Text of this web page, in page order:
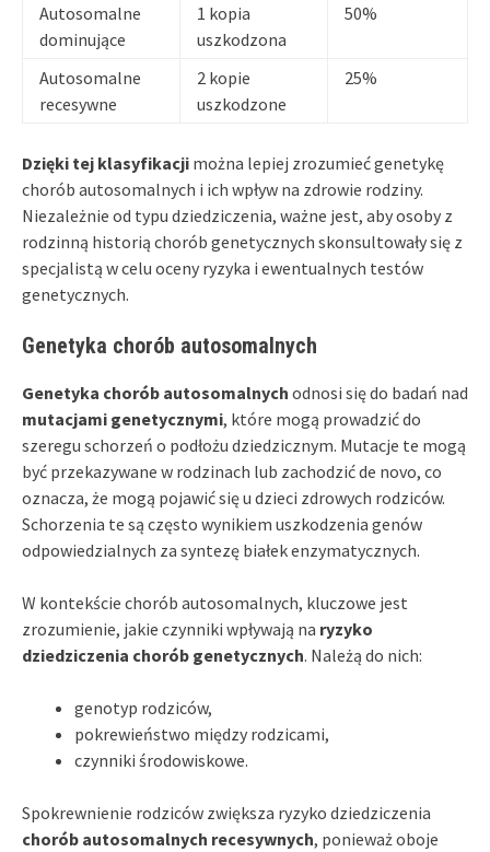
Autosomalne
dominujące
1 kopia
uszkodzona
50%
Autosomalne
recesywne
2 kopie
uszkodzone
25%
Dzięki tej klasyfikacji można lepiej zrozumieć genetykę
chorób autosomalnych i ich wpływ na zdrowie rodziny.
Niezależnie od typu dziedziczenia, ważne jest, aby osoby z
rodzinną historią chorób genetycznych skonsultowały się z
specjalistą w celu oceny ryzyka i ewentualnych testów
genetycznych.
Genetyka chorób autosomalnych
Genetyka chorób autosomalnych odnosi się do badań nad
mutacjami genetycznymi, które mogą prowadzić do
szeregu schorzeń o podłożu dziedzicznym. Mutacje te mogą
być przekazywane w rodzinach lub zachodzić de novo, co
oznacza, że mogą pojawić się u dzieci zdrowych rodziców.
Schorzenia te są często wynikiem uszkodzenia genów
odpowiedzialnych za syntezę białek enzymatycznych.
W kontekście chorób autosomalnych, kluczowe jest
zrozumienie, jakie czynniki wpływają na ryzyko
dziedziczenia chorób genetycznych. Należą do nich:
genotyp rodziców,
pokrewieństwo między rodzicami,
czynniki środowiskowe.
Spokrewnienie rodziców zwiększa ryzyko dziedziczenia
chorób autosomalnych recesywnych, ponieważ oboje